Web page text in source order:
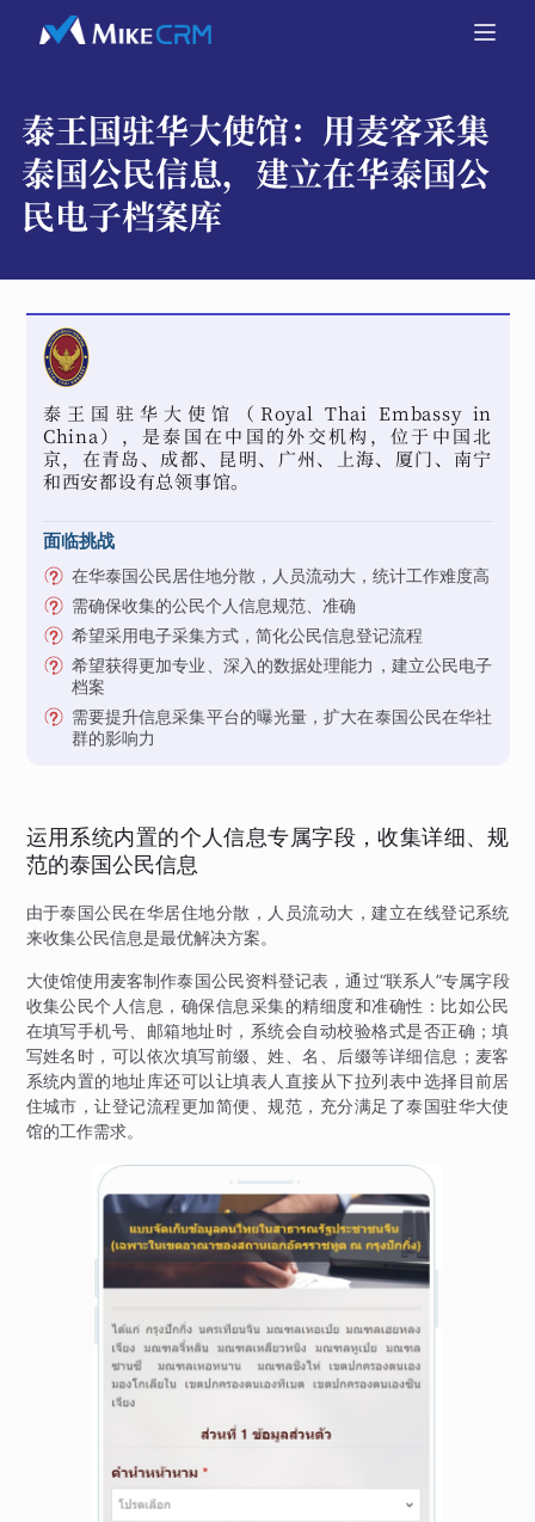
泰王国驻华大使馆： 用麦客采集
泰国公民信息，建立在华泰国公
民电子档案库
泰王国驻华大使馆（Royal Thai Embassy in
China），是泰国在中国的外交机构，位于中国北
京，在青岛、成都、昆明、广州、上海、厦门、南宁
和西安都设有总领事馆。
面临挑战
在华泰国公民居住地分散，人员流动大，统计工作难度高
需确保收集的公民个人信息规范、准确
希望采用电子采集方式，简化公民信息登记流程
希望获得更加专业、深入的数据处理能力，建立公民电子
档案
需要提升信息采集平台的曝光量，扩大在泰国公民在华社
群的影响力
运用系统内置的个人信息专属字段，收集详细、规
范的泰国公民信息
由于泰国公民在华居住地分散，人员流动大，建立在线登记系统
来收集公民信息是最优解决方案。
大使馆使用麦客制作泰国公民资料登记表，通过“联系人”专属字段
收集公民个人信息，确保信息采集的精细度和准确性：比如公民
在填写手机号、邮箱地址时，系统会自动校验格式是否正确；填
写姓名时，可以依次填写前缀、姓、名、后缀等详细信息；麦客
系统内置的地址库还可以让填表人直接从下拉列表中选择目前居
住城市，让登记流程更加简便、规范，充分满足了泰国驻华大使
馆的工作需求。